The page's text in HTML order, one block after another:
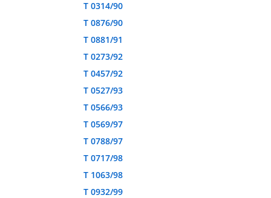
T 0314/90
T 0876/90
T 0881/91
T 0273/92
T 0457/92
T 0527/93
T 0566/93
T 0569/97
T 0788/97
T 0717/98
T 1063/98
T 0932/99